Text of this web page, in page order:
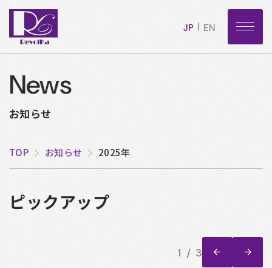
JP EN
News
お知らせ
TOP お知らせ 2025年
ピックアップ
1 3